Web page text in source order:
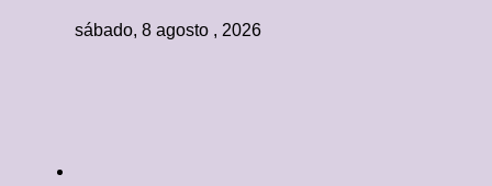
sábado, 8 agosto , 2026